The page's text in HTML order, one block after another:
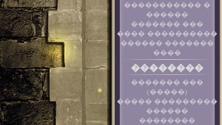
����������� �
������
������� ���
���� ����������
������ �������
����
��������
������� ���
(�����)
����� ���������
������
��������